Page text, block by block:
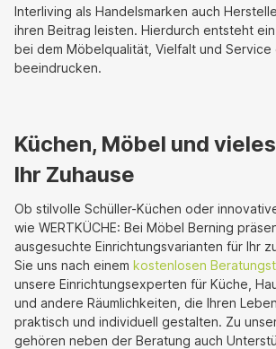
Interliving als Handelsmarken auch
ihren Beitrag leisten. Hierdurch entsteht
bei dem Möbelqualität, Vielfalt und Service
beeindrucken.
Küchen, Möbel und
Ihr Zuhause
Ob stilvolle Schüller-Küchen oder
wie WERTKÜCHE: Bei Möbel Berning
ausgesuchte Einrichtungsvarianten für Ihr
Sie uns nach einem kostenlosen
unsere Einrichtungsexperten für Küche,
und andere Räumlichkeiten, die Ihren
praktisch und individuell gestalten. Zu
gehören neben der Beratung auch